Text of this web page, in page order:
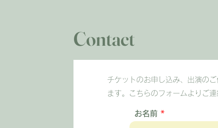
Contact
チケットのお申し込み、出演の
ます。こちらのフォームよりご
お名前